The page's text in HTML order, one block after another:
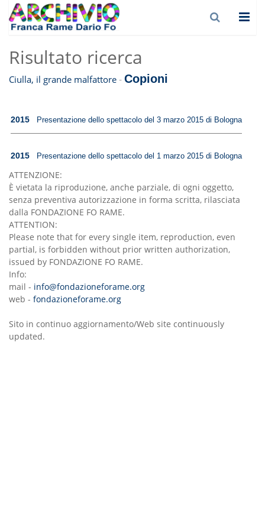
Risultato ricerca
Ciulla, il grande malfattore -Copioni
2015 Presentazione dello spettacolo del 3 marzo 2015 di Bologna
2015 Presentazione dello spettacolo del 1 marzo 2015 di Bologna
ATTENZIONE:
È vietata la riproduzione, anche parziale, di ogni oggetto,
senza preventiva autorizzazione in forma scritta, rilasciata
dalla FONDAZIONE FO RAME.
ATTENTION:
Please note that for every single item, reproduction, even
partial, is forbidden without prior written authorization,
issued by FONDAZIONE FO RAME.
Info:
mail - info@fondazioneforame.org
web - fondazioneforame.org
Sito in continuo aggiornamento/Web site continuously
updated.